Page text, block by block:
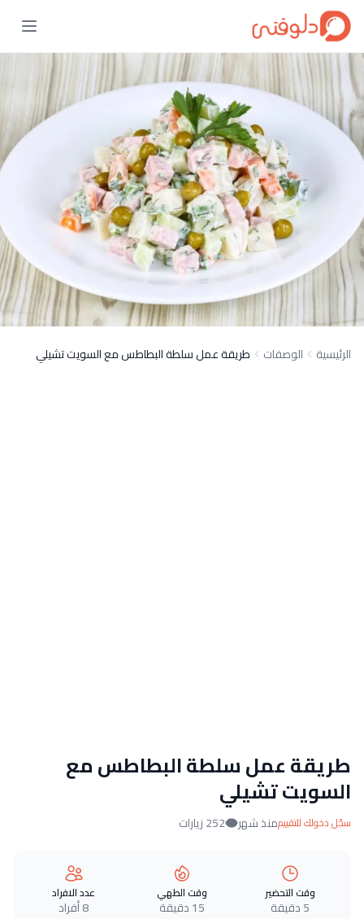
الرئيسية الوصفات طريقة عمل سلطة البطاطس مع السويت تشيلي
طريقة عمل سلطة البطاطس مع
السويت تشيلي
سجّل دخولك للتقييممنذ شهر 252 زيارات
وقت التحضير
5 دقيقة
وقت الطهي
15 دقيقة
عدد الافراد
8 أفراد